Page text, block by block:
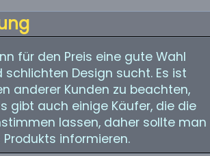
für den Preis eine gute Wahl
Design sucht. Es ist
anderer Kunden zu beachten,
gibt auch einige Käufer, die die
lassen, daher sollte man
informieren.